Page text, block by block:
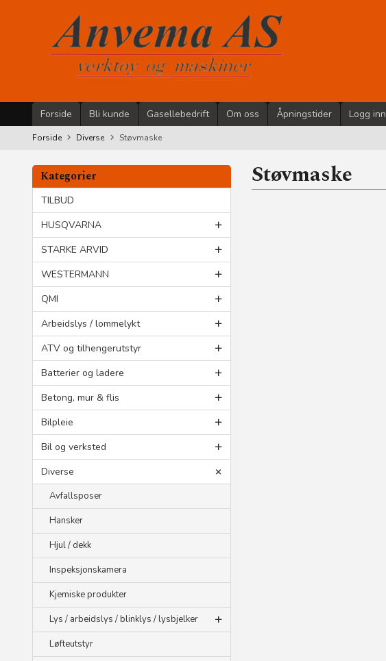
Forside Bli kunde Gasellebedrift Om oss Åpningstider Logg inn
Forside Diverse Støvmaske
Kategorier
TILBUD
HUSQVARNA
STARKE ARVID
WESTERMANN
QMI
Arbeidslys / lommelykt
ATV og tilhengerutstyr
Batterier og ladere
Betong, mur & flis
Bilpleie
Bil og verksted
Diverse
Avfallsposer
Hansker
Hjul / dekk
Inspeksjonskamera
Kjemiske produkter
Lys / arbeidslys / blinklys / lysbjelker
Løfteutstyr
Støvmaske